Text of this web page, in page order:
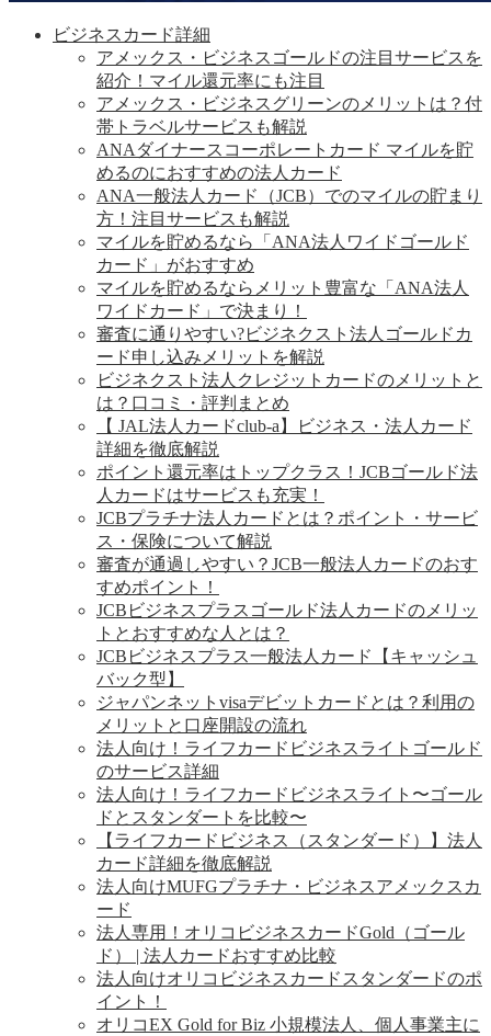
ビジネスカード詳細
アメックス・ビジネスゴールドの注目サービスを
紹介！マイル還元率にも注目
アメックス・ビジネスグリーンのメリットは？付
帯トラベルサービスも解説
ANAダイナースコーポレートカード マイルを貯
めるのにおすすめの法人カード
ANA一般法人カード（JCB）でのマイルの貯まり
方！注目サービスも解説
マイルを貯めるなら「ANA法人ワイドゴールド
カード」がおすすめ
マイルを貯めるならメリット豊富な「ANA法人
ワイドカード」で決まり！
審査に通りやすい?ビジネクスト法人ゴールドカ
ード申し込みメリットを解説
ビジネクスト法人クレジットカードのメリットと
は？口コミ・評判まとめ
【 JAL法人カードclub-a】ビジネス・法人カード
詳細を徹底解説
ポイント還元率はトップクラス！JCBゴールド法
人カードはサービスも充実！
JCBプラチナ法人カードとは？ポイント・サービ
ス・保険について解説
審査が通過しやすい？JCB一般法人カードのおす
すめポイント！
JCBビジネスプラスゴールド法人カードのメリッ
トとおすすめな人とは？
JCBビジネスプラス一般法人カード【キャッシュ
バック型】
ジャパンネットvisaデビットカードとは？利用の
メリットと口座開設の流れ
法人向け！ライフカードビジネスライトゴールド
のサービス詳細
法人向け！ライフカードビジネスライト〜ゴール
ドとスタンダートを比較〜
【ライフカードビジネス（スタンダード）】法人
カード詳細を徹底解説
法人向けMUFGプラチナ・ビジネスアメックスカ
ード
法人専用！オリコビジネスカードGold（ゴール
ド） | 法人カードおすすめ比較
法人向けオリコビジネスカードスタンダードのポ
イント！
オリコEX Gold for Biz 小規模法人、個人事業主に